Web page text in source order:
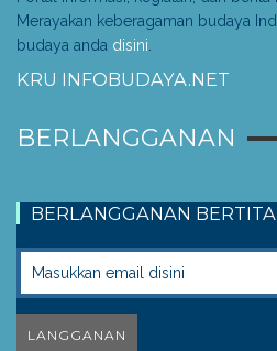
Merayakan keberagaman budaya
budaya anda disini
KRU INFOBUDAYA.NET
BERLANGGANAN
BERLANGGANAN